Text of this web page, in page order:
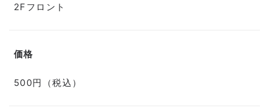
2Fフロント
価格
500円（税込）